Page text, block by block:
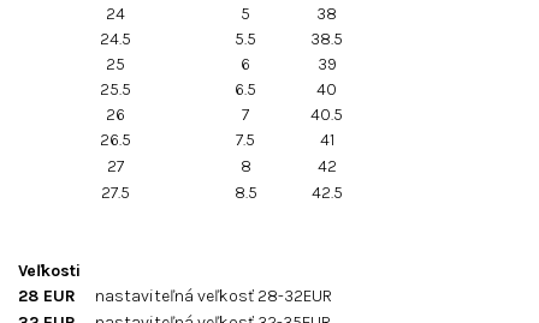
24
5
38
24.5
5.5
38.5
25
6
39
25.5
6.5
40
26
7
40.5
26.5
7.5
41
27
8
42
27.5
8.5 42.5
Veľkosti
28 EUR
nastaviteľná veľkosť 28-32EUR